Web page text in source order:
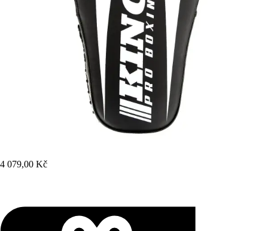
4 079,00 Kč